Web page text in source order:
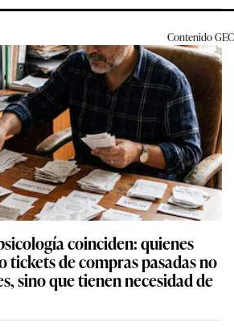
ContenidoGEC
coinciden: quienes
tickets de compras pasadas no
sino que tienen necesidad de